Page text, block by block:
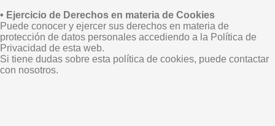
• Ejercicio de Derechos en materia de Cookies
Puede conocer y ejercer sus derechos en materia de
protección de datos personales accediendo a la Política de
Privacidad de esta web.
Si tiene dudas sobre esta política de cookies, puede contactar
con nosotros.